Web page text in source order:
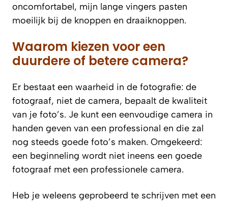
oncomfortabel, mijn lange vingers pasten
moeilijk bij de knoppen en draaiknoppen.
Waarom kiezen voor een
duurdere of betere camera?
Er bestaat een waarheid in de fotografie: de
fotograaf, niet de camera, bepaalt de kwaliteit
van je foto’s. Je kunt een eenvoudige camera in
handen geven van een professional en die zal
nog steeds goede foto’s maken. Omgekeerd:
een beginneling wordt niet ineens een goede
fotograaf met een professionele camera.
Heb je weleens geprobeerd te schrijven met een